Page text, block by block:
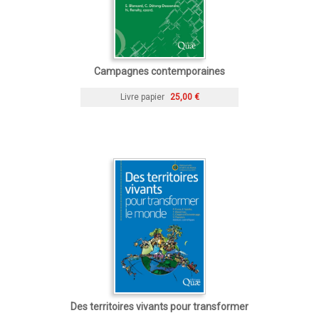
Campagnes contemporaines
Livre papier 25,00 €
Des territoires vivants pour transformer